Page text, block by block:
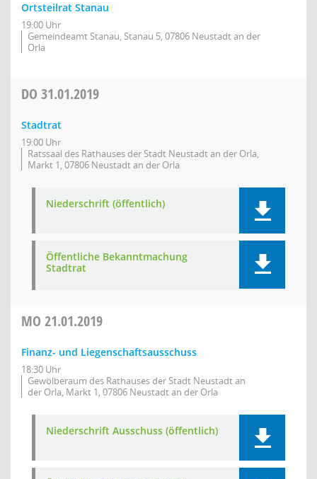
Ortsteilrat Stanau
19:00 Uhr
Gemeindeamt Stanau, Stanau 5, 07806 Neustadt an der
Orla
DO 31.01.2019
Stadtrat
19:00 Uhr
Ratssaal des Rathauses der Stadt Neustadt an der Orla,
Markt 1, 07806 Neustadt an der Orla
Niederschrift (öffentlich)
Öffentliche Bekanntmachung
Stadtrat
MO 21.01.2019
Finanz- und Liegenschaftsausschuss
18:30 Uhr
Gewölberaum des Rathauses der Stadt Neustadt an
der Orla, Markt 1, 07806 Neustadt an der Orla
Niederschrift Ausschuss (öffentlich)